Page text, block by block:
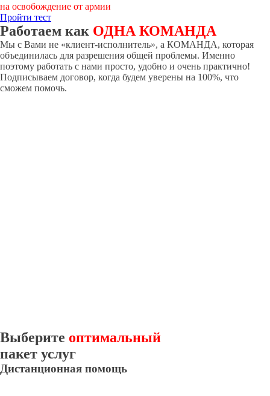
на освобождение от армии
Пройти тест
Работаем как ОДНА КОМАНДА
Мы с Вами не «клиент-исполнитель», а КОМАНДА, которая
объединилась для разрешения общей проблемы. Именно
поэтому работать с нами просто, удобно и очень практично!
Подписываем договор, когда будем уверены на 100%, что
сможем помочь.
Выберите оптимальный
пакет услуг
Дистанционная помощь